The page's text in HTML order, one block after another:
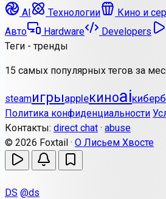
AI
Технологии Кино и
Авто
Hardware Developers
Теги - тренды
15 самых популярных тегов за
steamигрыappleкиноai
Политика конфиденциальности
Контакты: direct chat · abuse
© 2026 Foxtail · О Лисьем Хвосте
DS @ds